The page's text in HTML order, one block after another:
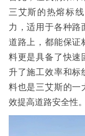
三艾斯的热熔标
力，适用于各种路
道路上，都能保证
料更是具备了快速
升了施工效率和标
料也是三艾斯的一
效提高道路安全性。